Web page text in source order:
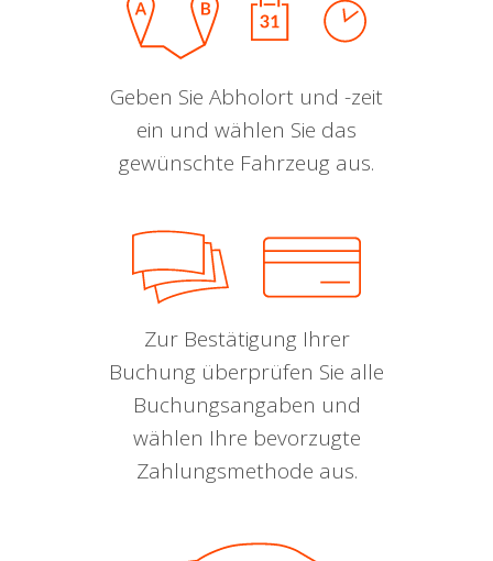
Geben Sie Abholort und -zeit
ein und wählen Sie das
gewünschte Fahrzeug aus.
Zur Bestätigung Ihrer
Buchung überprüfen Sie alle
Buchungsangaben und
wählen Ihre bevorzugte
Zahlungsmethode aus.